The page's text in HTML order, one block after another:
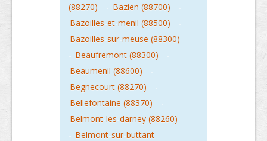
(88270)
- Bazien (88700)
-
Bazoilles-et-menil (88500)
-
Bazoilles-sur-meuse (88300)
- Beaufremont (88300)
-
Beaumenil (88600)
-
Begnecourt (88270)
-
Bellefontaine (88370)
-
Belmont-les-darney (88260)
- Belmont-sur-buttant